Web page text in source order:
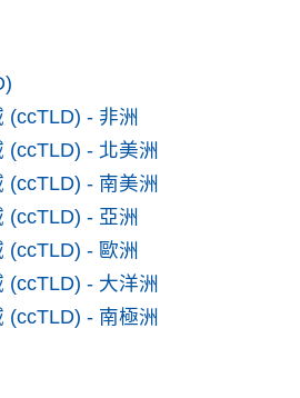
(ccTLD) - 非洲
(ccTLD) - 北美洲
(ccTLD) - 南美洲
(ccTLD) - 亞洲
(ccTLD) - 歐洲
(ccTLD) - 大洋洲
(ccTLD) - 南極洲